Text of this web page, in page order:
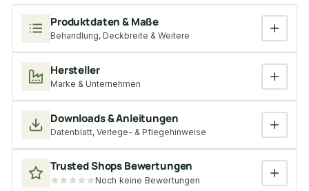
Produktdaten & Maße
Behandlung, Deckbreite & Weitere
Hersteller
Marke & Unternehmen
Downloads & Anleitungen
Datenblatt, Verlege- & Pflegehinweise
Trusted Shops Bewertungen
Noch keine Bewertungen